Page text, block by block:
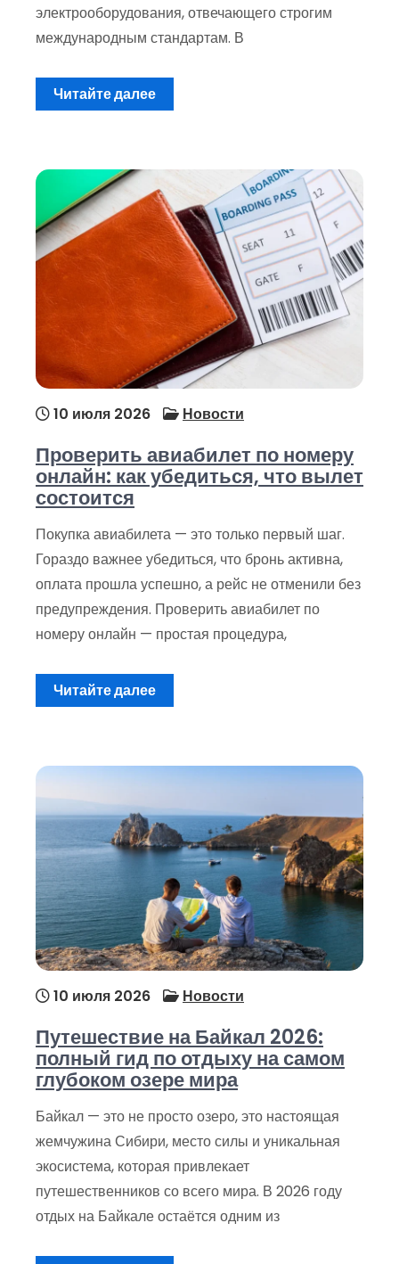
электрооборудования, отвечающего строгим
международным стандартам. В
Читайте далее
10 июля 2026 Новости
Проверить авиабилет по номеру
онлайн: как убедиться, что вылет
состоится
Покупка авиабилета — это только первый шаг.
Гораздо важнее убедиться, что бронь активна,
оплата прошла успешно, а рейс не отменили без
предупреждения. Проверить авиабилет по
номеру онлайн — простая процедура,
Читайте далее
10 июля 2026 Новости
Путешествие на Байкал 2026:
полный гид по отдыху на самом
глубоком озере мира
Байкал — это не просто озеро, это настоящая
жемчужина Сибири, место силы и уникальная
экосистема, которая привлекает
путешественников со всего мира. В 2026 году
отдых на Байкале остаётся одним из